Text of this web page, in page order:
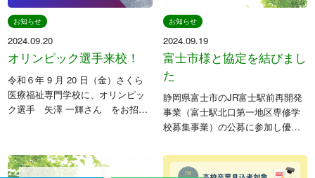
お知らせ
2024.09.20
オリンピック選手来校！
令和６年 9 月 20 日（金）さくら
医療福祉専門学校に、オリンピッ
ク選手 矢澤 一輝さん をお招き
象に、特別講演会を実施致しまし
た。 矢澤さんは「お坊さんア […]
お知らせ
2024.09.19
富士市様と協定を結びまし
た
静岡県富士市のJR富士駅前再開発
事業（富士駅北口第一地区専修学
校募集事業）の公募に参加し優先
（令和６年９月１７日）、専修学
校設置に関する協定書を締結しま